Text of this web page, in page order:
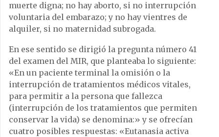
muerte digna; no hay aborto, si no interrupción
voluntaria del embarazo; y no hay vientres de
alquiler, si no maternidad subrogada.
En ese sentido se dirigió la pregunta número 41
del examen del MIR, que planteaba lo siguiente:
«En un paciente terminal la omisión o la
interrupción de tratamientos médicos vitales,
para permitir a la persona que fallezca
(interrupción de los tratamientos que permiten
conservar la vida) se denomina:» y se ofrecían
cuatro posibles respuestas: «Eutanasia activa